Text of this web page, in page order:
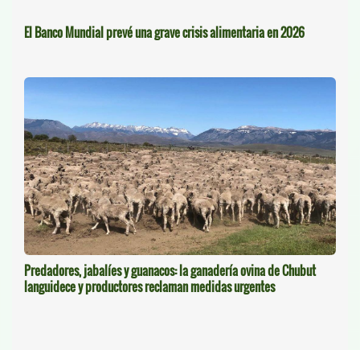
El Banco Mundial prevé una grave crisis alimentaria en 2026
Predadores, jabalíes y guanacos: la ganadería ovina de Chubut
languidece y productores reclaman medidas urgentes